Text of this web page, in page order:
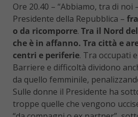
Ore 20.40 – “Abbiamo, tra di noi
Presidente della Repubblica –
o da ricomporre. Tra il Nord
che è in affanno. Tra città e
centri e periferie. Tra occupati
Barriere e difficoltà dividono
da quello femminile,
Sulle donne il Presidente ha
troppe quelle che vengono